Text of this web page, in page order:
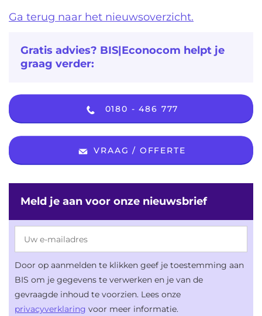
Ga terug naar het nieuwsoverzicht.
Gratis advies? BIS|Econocom helpt je
graag verder:
0180 - 486 777
VRAAG / OFFERTE
Meld je aan voor onze nieuwsbrief
Door op aanmelden te klikken geef je toestemming aan
BIS om je gegevens te verwerken en je van de
gevraagde inhoud te voorzien. Lees onze
privacyverklaring voor meer informatie.